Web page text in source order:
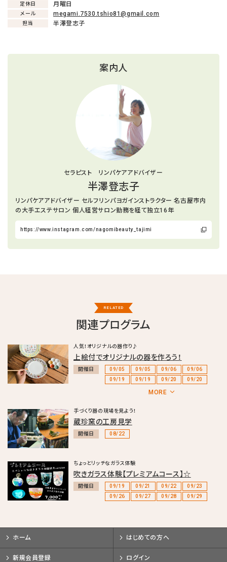
定休日 月曜日
メール megami.7530.tshio81@gmail.com
担当 半澤登志子
案内人
セラピスト リンパケアアドバイザー
半澤登志子
リンパケアアドバイザー セルフリンパヨガインストラクター 名古屋市内
の大手エステサロン 個人経営サロン勤務を経て独立16年
https://www.instagram.com/nagomibeauty_tajimi
RELATED
関連プログラム
人気！オリジナルの器作り♪
上絵付でオリジナルの器を作ろう！
開催日 09/05 09/05 09/06
09/06
09/19
09/19 09/20
09/20
09/26 09/27
10/10
10/12
10/18
10/25
MORE
手づくり器の現場を見よう！
蔵珍窯の工房見学
開催日 08/22
ちょっとリッチなガラス体験
吹きガラス体験【プレミアムコース】☆
開催日 09/19 09/21 09/22
09/23
09/26
09/27 09/28 09/29
戻る キャンセルする
戻る キャンセルする
戻る キャンセルする
ホーム はじめての方へ
新規会員登録 ログイン